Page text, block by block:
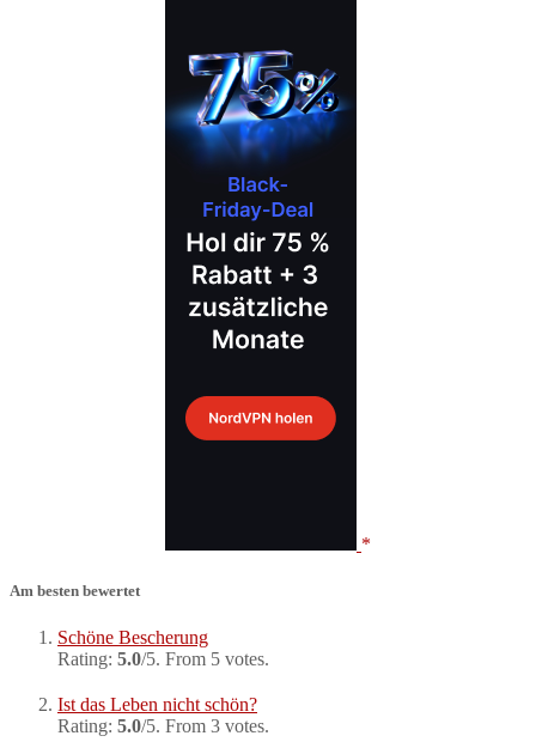
Am besten bewertet
Schöne Bescherung
Rating: 5.0/5. From 5 votes.
Ist das Leben nicht schön?
Rating: 5.0/5. From 3 votes.